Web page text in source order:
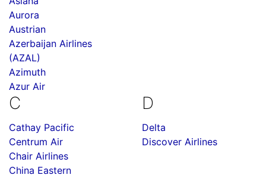
Aurora
Austrian
Azerbaijan Airlines
(AZAL)
Azimuth
Azur Air
C
Cathay Pacific
Centrum Air
Chair Airlines
China Eastern
D
Delta
Discover Airlines